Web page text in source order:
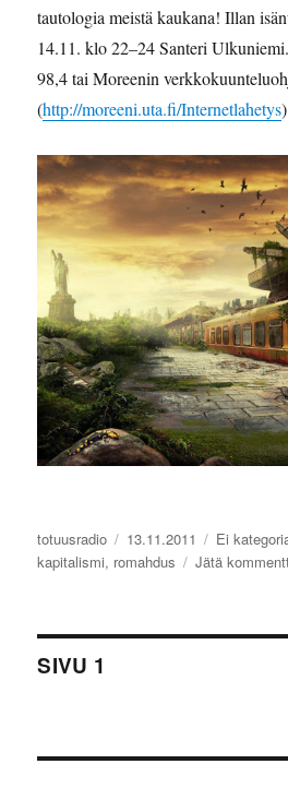
tautologia meistä kaukana! Illan
14.11. klo 22–24 Santeri
98,4 tai Moreenin
(http://moreeni.uta.fi/Internetlahetys
Kirjoittaja
totuusradio Julkaistu
13.11.2011 Kategoriat
Ei
kapitalismi, romahdus Jätä
Artikkelien
SIVU 1